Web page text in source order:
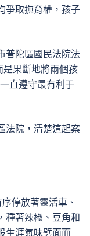
爭取撫育權，孩子
普陀區國民法院法
是果斷地將兩個孩
直遵守最有利于
法院，清楚這起案
停放著靈活車、
種著辣椒、豆角和
生涯氣味劈面而